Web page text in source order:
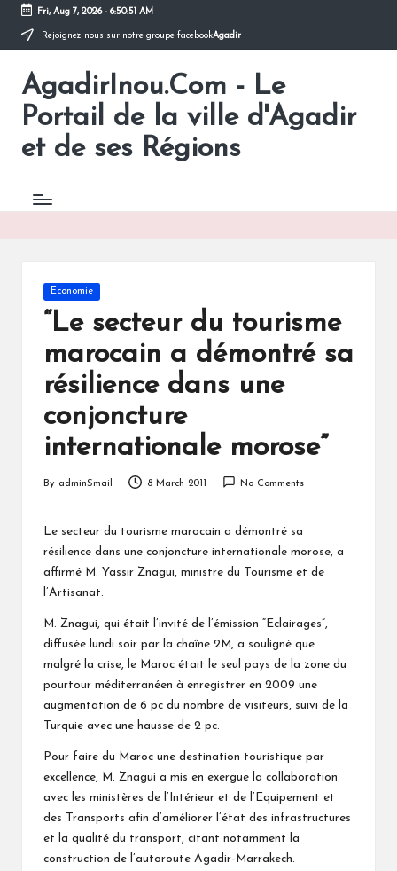
Skip
content
Fri, Aug 7, 2026- 6:50:52 AM
Rejoignez nous sur notre groupe facebookAgadir
AgadirInou.Com - Le
Portail de la ville d'Agadir
et de ses Régions
Toute
l'actualité
ville
en
un
Posted
in
Economie
“Le secteur du tourisme
marocain a démontré sa
résilience dans une
conjoncture
internationale morose”
By adminSmail 8 March 2011 No Comments
Le secteur du tourisme marocain a démontré sa
résilience dans une conjoncture internationale morose, a
affirmé M. Yassir Znagui, ministre du Tourisme et de
l’Artisanat.
M. Znagui, qui était l’invité de l’émission “Eclairages”,
diffusée lundi soir par la chaîne 2M, a souligné que
malgré la crise, le Maroc était le seul pays de la zone du
pourtour méditerranéen à enregistrer en 2009 une
augmentation de 6 pc du nombre de visiteurs, suivi de la
Turquie avec une hausse de 2 pc.
Pour faire du Maroc une destination touristique par
excellence, M. Znagui a mis en exergue la collaboration
avec les ministères de l’Intérieur et de l’Equipement et
des Transports afin d’améliorer l’état des infrastructures
et la qualité du transport, citant notamment la
construction de l’autoroute Agadir-Marrakech.